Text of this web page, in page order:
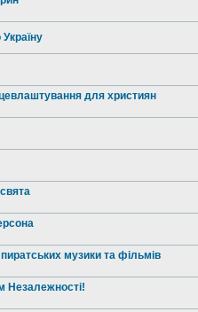
для християн
музики та фільмів
Незалежності!